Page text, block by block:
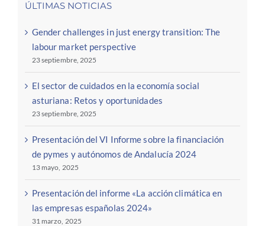
ÚLTIMAS NOTICIAS
Gender challenges in just energy transition: The
labour market perspective
23 septiembre, 2025
El sector de cuidados en la economía social
asturiana: Retos y oportunidades
23 septiembre, 2025
Presentación del VI Informe sobre la financiación
de pymes y autónomos de Andalucía 2024
13 mayo, 2025
Presentación del informe «La acción climática en
las empresas españolas 2024»
31 marzo, 2025